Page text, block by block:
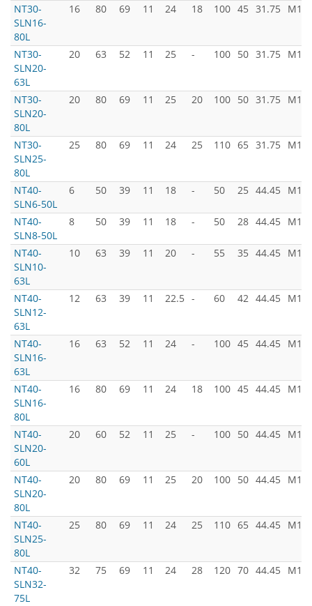
NT30-
SLN16-
80L
16 80 69 11 24 18 100 45 31.75
NT30-
SLN20-
63L
20 63 52 11 25 - 100 50 31.75
NT30-
SLN20-
80L
20 80 69 11 25 20 100 50 31.75
NT30-
SLN25-
80L
25 80 69 11 24 25 110 65 31.75
NT40-
SLN6-50L
6 50 39 11 18 - 50 25 44.45
NT40-
SLN8-50L
8 50 39 11 18 - 50 28 44.45
NT40-
SLN10-
63L
10 63 39 11 20 - 55 35 44.45
NT40-
SLN12-
63L
12 63 39 11 22.5 - 60 42 44.45
NT40-
SLN16-
63L
16 63 52 11 24 - 100 45 44.45
NT40-
SLN16-
80L
16 80 69 11 24 18 100 45 44.45
NT40-
SLN20-
60L
20 60 52 11 25 - 100 50 44.45
NT40-
SLN20-
80L
20 80 69 11 25 20 100 50 44.45
NT40-
SLN25-
80L
25 80 69 11 24 25 110 65 44.45
NT40-
SLN32-
75L
32 75 69 11 24 28 120 70 44.45